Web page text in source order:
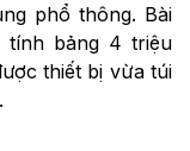
phổ thông. Bài
tính bảng 4 triệu
thiết bị vừa túi